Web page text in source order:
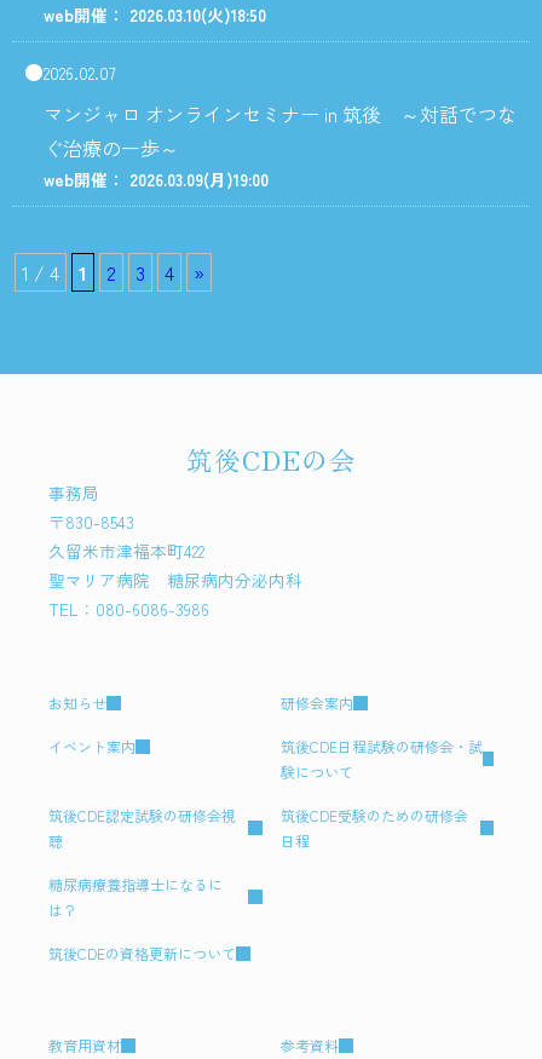
web開催： 2026.03.10(火)18:50
2026.02.07
マンジャロ オンラインセミナー in 筑後 ～対話でつな
ぐ治療の一歩～
web開催： 2026.03.09(月)19:00
1 / 4 1 2 3 4 »
筑後CDEの会
事務局
〒830-8543
久留米市津福本町422
聖マリア病院 糖尿病内分泌内科
TEL：080-6086-3986
お知らせ 研修会案内
イベント案内
筑後CDE日程試験の研修会・試
験について
筑後CDE認定試験の研修会視
聴
筑後CDE受験のための研修会
日程
糖尿病療養指導士になるに
は？
筑後CDEの資格更新について
教育用資材 参考資料